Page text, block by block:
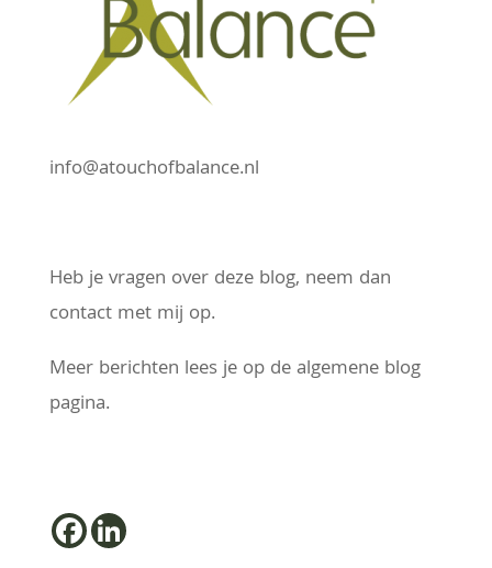
info@atouchofbalance.nl
Heb je vragen over deze blog, neem dan
contact met mij op.
Meer berichten lees je op de algemene blog
pagina.